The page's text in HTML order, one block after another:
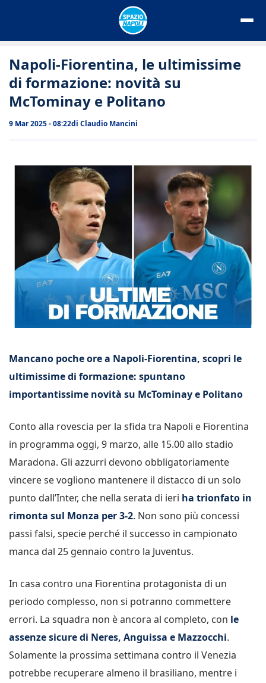
Napoli-Fiorentina, le ultimissime
di formazione: novità su
McTominay e Politano
9 Mar 2025 - 08:22di Claudio Mancini
Mancano poche ore a Napoli-Fiorentina, scopri le
ultimissime di formazione: spuntano
importantissime novità su McTominay e Politano
Conto alla rovescia per la sfida tra Napoli e Fiorentina
in programma oggi, 9 marzo, alle 15.00 allo stadio
Maradona. Gli azzurri devono obbligatoriamente
vincere se vogliono mantenere il distacco di un solo
punto dall’Inter, che nella serata di ieri ha trionfato in
rimonta sul Monza per 3-2. Non sono più concessi
passi falsi, specie perché il successo in campionato
manca dal 25 gennaio contro la Juventus.
In casa contro una Fiorentina protagonista di un
periodo complesso, non si potranno commettere
errori. La squadra non è ancora al completo, con le
assenze sicure di Neres, Anguissa e Mazzocchi.
Solamente la prossima settimana contro il Venezia
potrebbe recuperare almeno il brasiliano, mentre i